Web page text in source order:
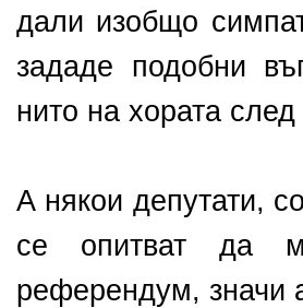
дали изобщо
зададе подобни
нито на хората
А някои депутати,
се опитват да
референдум, значи